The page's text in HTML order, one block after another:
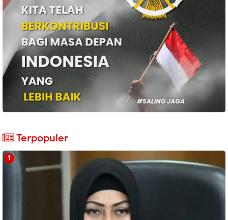
Terpopuler